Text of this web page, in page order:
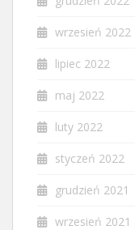
wrzesień 2022
lipiec 2022
maj 2022
luty 2022
styczeń 2022
grudzień 2021
wrzesień 2021